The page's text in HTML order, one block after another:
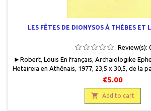
LES FÊTES DE DIONYSOS À THÈBES ET
Review(s):
► Robert, Louis En français, Archaiologike
Hetaireia en Athēnais, 1977, 23,5 x 30,5, de la
occasion. Bon état. 80 g.
€5.00
 Add to cart